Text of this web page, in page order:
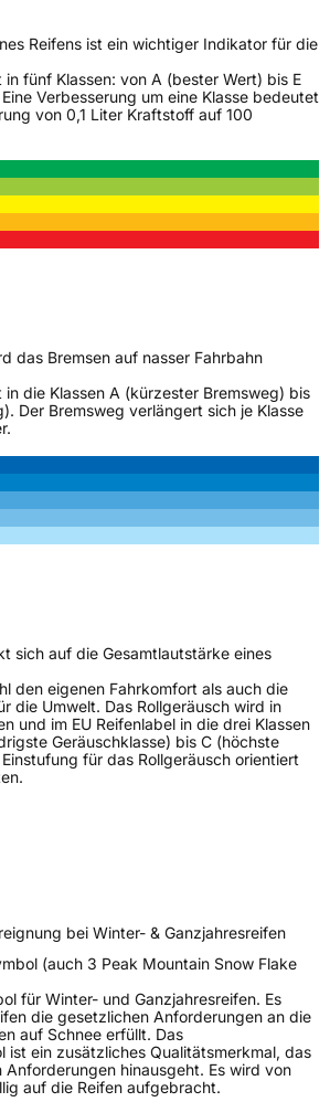
/ Alpine-Symbol
(GPSR)
Reifens ist ein wichtiger Indikator für die
fünf Klassen: von A (bester Wert) bis E
Verbesserung um eine Klasse bedeutet
von 0,1 Liter Kraftstoff auf 100
das Bremsen auf nasser Fahrbahn
in die Klassen A (kürzester Bremsweg) bis
Der Bremsweg verlängert sich je Klasse
sich auf die Gesamtlautstärke eines
den eigenen Fahrkomfort als auch die
die Umwelt. Das Rollgeräusch wird in
und im EU Reifenlabel in die drei Klassen
Geräuschklasse) bis C (höchste
für das Rollgeräusch orientiert
bei Winter- & Ganzjahresreifen
(auch 3 Peak Mountain Snow Flake
für Winter- und Ganzjahresreifen. Es
die gesetzlichen Anforderungen an die
auf Schnee erfüllt. Das
ist ein zusätzliches Qualitätsmerkmal, das
hinausgeht. Es wird von
auf die Reifen aufgebracht.